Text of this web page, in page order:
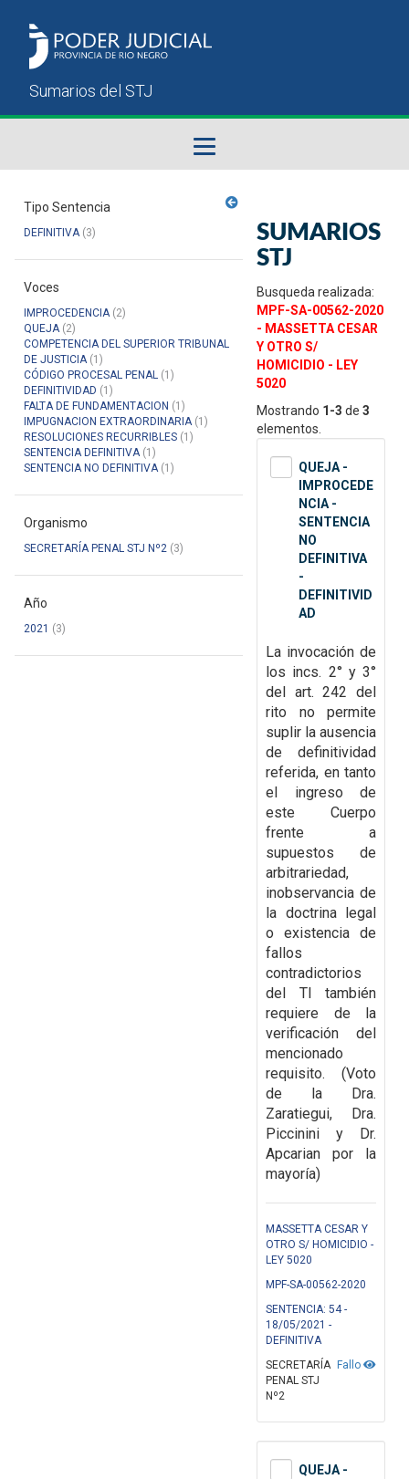
Sumarios del STJ
Manual del Usuario
Tipo Sentencia
DEFINITIVA(3)
Voces
IMPROCEDENCIA(2)
QUEJA(2)
COMPETENCIA DEL SUPERIOR TRIBUNAL
DE JUSTICIA(1)
CÓDIGO PROCESAL PENAL (1)
DEFINITIVIDAD (1)
FALTA DE FUNDAMENTACION (1)
IMPUGNACION EXTRAORDINARIA(1)
RESOLUCIONES RECURRIBLES (1)
SENTENCIA DEFINITIVA(1)
SENTENCIA NO DEFINITIVA(1)
Organismo
SECRETARÍA PENAL STJ Nº2 (3)
Año
2021 (3)
SUMARIOS
STJ
Busqueda realizada:
MPF-SA-00562-2020
- MASSETTA CESAR
Y OTRO S/
HOMICIDIO - LEY
5020
Mostrando 1-3 de 3
elementos.
QUEJA -
IMPROCEDE
NCIA -
SENTENCIA
NO
DEFINITIVA
-
DEFINITIVID
AD
La invocación de
los incs. 2° y 3°
del art. 242 del
rito no permite
suplir la ausencia
de definitividad
referida, en tanto
el ingreso de
este Cuerpo
frente a
supuestos de
arbitrariedad,
inobservancia de
la doctrina legal
o existencia de
fallos
contradictorios
del TI también
requiere de la
verificación del
mencionado
requisito. (Voto
de la Dra.
Zaratiegui, Dra.
Piccinini y Dr.
Apcarian por la
mayoría)
MASSETTA CESAR Y
OTRO S/ HOMICIDIO -
LEY 5020
MPF-SA-00562-2020
SENTENCIA: 54 -
18/05/2021 -
DEFINITIVA
Fallo
SECRETARÍA
PENAL STJ
Nº2
QUEJA -